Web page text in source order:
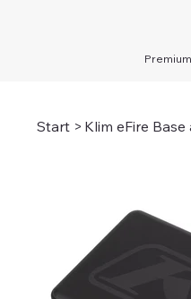
Start > Klim eFire